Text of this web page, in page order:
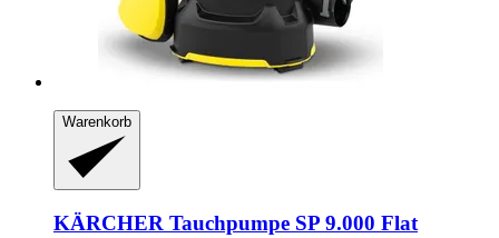
Warenkorb
KÄRCHER Tauchpumpe SP 9.000 Flat